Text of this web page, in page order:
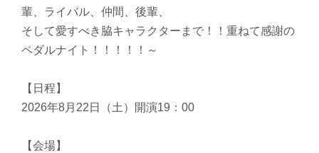
輩、ライバル、仲間、後輩、
そして愛すべき脇キャラクターまで！！重ねて感謝の
ペダルナイト！！！！！～
【日程】
2026年8月22日（土）開演19：00
【会場】